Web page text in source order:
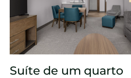
Suíte de um quarto